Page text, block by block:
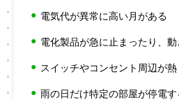
電気代が異常に高い月がある
電化製品が急に止まったり、
スイッチやコンセント周辺が熱
雨の日だけ特定の部屋が停電す